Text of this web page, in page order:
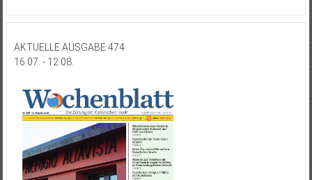
AKTUELLE AUSGABE 474
16.07. - 12.08.